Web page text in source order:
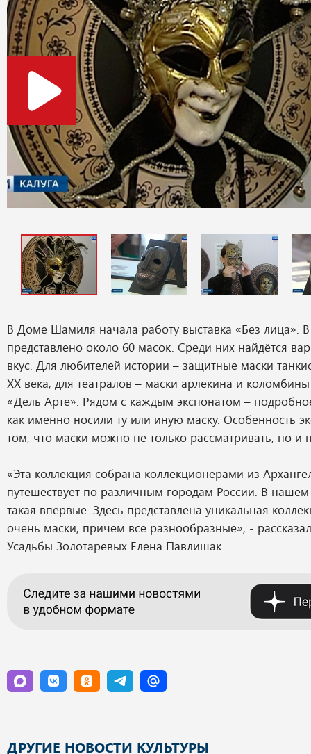
В Доме Шамиля начала работу выставка «Без лица».
представлено около 60 масок. Среди них найдётся
вкус. Для любителей истории – защитные маски
XX века, для театралов – маски арлекина и
«Дель Арте». Рядом с каждым экспонатом –
как именно носили ту или иную маску. Особенность
том, что маски можно не только рассматривать, но и
«Эта коллекция собрана коллекционерами из
путешествует по различным городам России. В нашем
такая впервые. Здесь представлена уникальная
очень маски, причём все разнообразные», -
Усадьбы Золотарёвых Елена Павлишак.
ДРУГИЕ НОВОСТИ КУЛЬТУРЫ